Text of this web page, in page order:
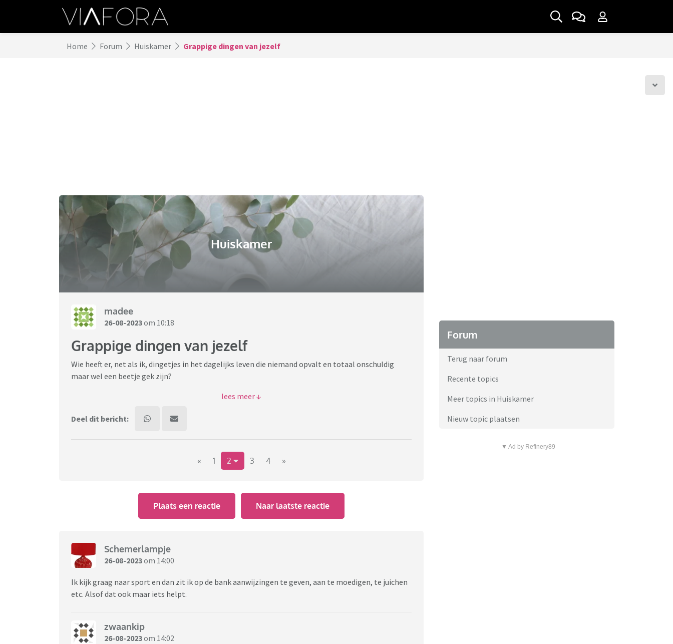
Home Forum Huiskamer Grappige dingen van jezelf
Huiskamer
madee
26-08-2023om 10:18
Grappige dingen van jezelf
Wie heeft er, net als ik, dingetjes in het dagelijks leven die niemand opvalt en totaal onschuldig
maar wel een beetje gek zijn?
Ik trap natuurlijk zelf af: bij het uitruimen van de vaatwasser bedenk ik bij ieder item waarvoor dat
wie er wat gebruikt) maar om mijn geheugen te trainen 🤭
Deel dit bericht:
« 1 2 3 4 »
Plaats een reactie Naar laatste reactie
Schemerlampje
26-08-2023om 14:00
Ik kijk graag naar sport en dan zit ik op de bank aanwijzingen te geven, aan te moedigen, te juichen
etc. Alsof dat ook maar iets helpt.
zwaankip
26-08-2023om 14:02
Forum
Terug naar forum
Recente topics
Meer topics in Huiskamer
Nieuw topic plaatsen
▼ Ad by Refinery89